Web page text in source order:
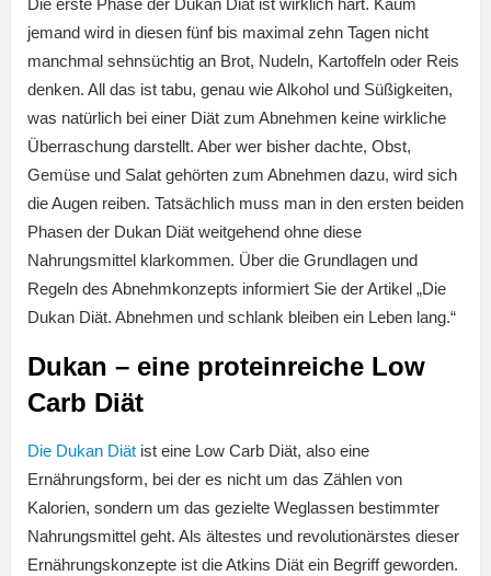
Die erste Phase der Dukan Diät ist wirklich hart. Kaum
jemand wird in diesen fünf bis maximal zehn Tagen nicht
manchmal sehnsüchtig an Brot, Nudeln, Kartoffeln oder Reis
denken. All das ist tabu, genau wie Alkohol und Süßigkeiten,
was natürlich bei einer Diät zum Abnehmen keine wirkliche
Überraschung darstellt. Aber wer bisher dachte, Obst,
Gemüse und Salat gehörten zum Abnehmen dazu, wird sich
die Augen reiben. Tatsächlich muss man in den ersten beiden
Phasen der Dukan Diät weitgehend ohne diese
Nahrungsmittel klarkommen. Über die Grundlagen und
Regeln des Abnehmkonzepts informiert Sie der Artikel „Die
Dukan Diät. Abnehmen und schlank bleiben ein Leben lang.“
Dukan – eine proteinreiche Low
Carb Diät
Die Dukan Diät ist eine Low Carb Diät, also eine
Ernährungsform, bei der es nicht um das Zählen von
Kalorien, sondern um das gezielte Weglassen bestimmter
Nahrungsmittel geht. Als ältestes und revolutionärstes dieser
Ernährungskonzepte ist die Atkins Diät ein Begriff geworden.